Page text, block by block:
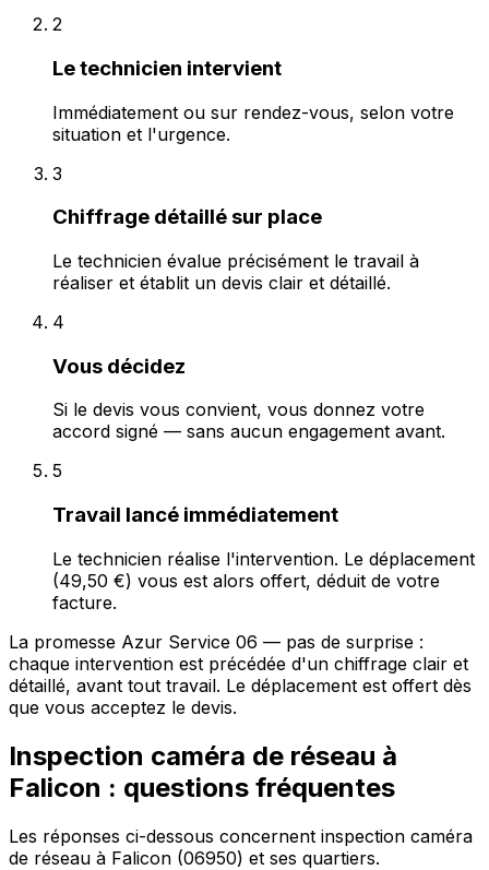
2
Le technicien intervient
Immédiatement ou sur rendez-vous, selon votre
situation et l'urgence.
3
Chiffrage détaillé sur place
Le technicien évalue précisément le travail à
réaliser et établit un devis clair et détaillé.
4
Vous décidez
Si le devis vous convient, vous donnez votre
accord signé — sans aucun engagement avant.
5
Travail lancé immédiatement
Le technicien réalise l'intervention. Le déplacement
(49,50 €) vous est alors offert, déduit de votre
facture.
La promesse Azur Service 06 — pas de surprise :
chaque intervention est précédée d'un chiffrage clair et
détaillé, avant tout travail. Le déplacement est offert dès
que vous acceptez le devis.
Inspection caméra de réseau à
Falicon : questions fréquentes
Les réponses ci-dessous concernent inspection caméra
de réseau à Falicon (06950) et ses quartiers.